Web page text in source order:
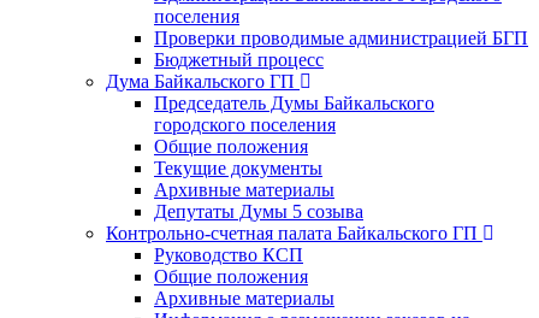
поселения
Проверки проводимые администрацией БГП
Бюджетный процесс
Дума Байкальского ГП
Председатель Думы Байкальского
городского поселения
Общие положения
Текущие документы
Архивные материалы
Депутаты Думы 5 созыва
Контрольно-счетная палата Байкальского ГП
Руководство КСП
Общие положения
Архивные материалы